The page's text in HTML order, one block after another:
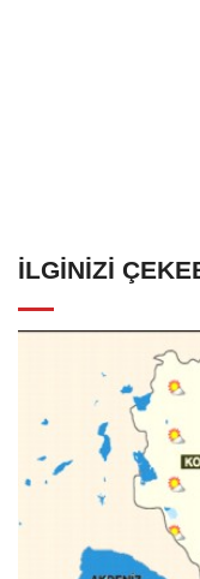
İLGINIZI